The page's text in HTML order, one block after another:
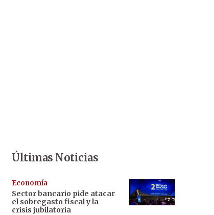
Últimas Noticias
Economía
Sector bancario pide atacar
el sobregasto fiscal y la
crisis jubilatoria